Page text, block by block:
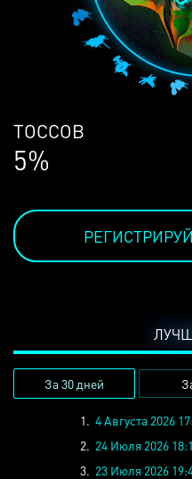
ЛЮДЕЙ
69%
За 30 дней
1. 4 Августа 2026
2. 24 Июля 2026
3. 23 Июля 2026